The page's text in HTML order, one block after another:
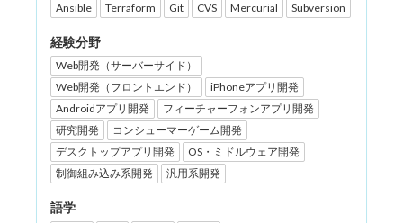
Ansible
Terraform Git CVS Mercurial Subversion
経験分野
Web開発（サーバーサイド）
Web開発（フロントエンド）
iPhoneアプリ開発
Androidアプリ開発
フィーチャーフォンアプリ開発
研究開発
コンシューマーゲーム開発
デスクトップアプリ開発
OS・ミドルウェア開発
制御組み込み系開発
汎用系開発
語学